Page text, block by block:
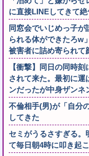
に直接LINEしてきて
同窓会でいじめっ子が
られる体ができたろw
被害者に詰め寄られて
【衝撃】同日の同時
されて来た。最初に運
ンだったが中身ザン
不倫相手(男)が「自分
してきた
セミがうるさすぎる。
て毎日朝4時に叩き起